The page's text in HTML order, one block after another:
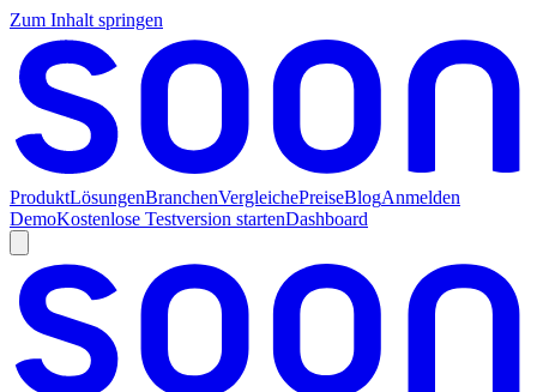
Zum Inhalt springen
ProduktLösungenBranchenVergleichePreiseBlogAnmelden
DemoKostenlose Testversion startenDashboard